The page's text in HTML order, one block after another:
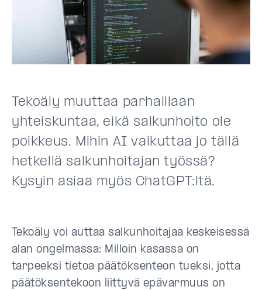
Tekoäly muuttaa parhaillaan
yhteiskuntaa, eikä salkunhoito ole
poikkeus. Mihin AI vaikuttaa jo tällä
hetkellä salkunhoitajan työssä?
Kysyin asiaa myös ChatGPT:ltä.
Tekoäly voi auttaa salkunhoitajaa keskeisessä
alan ongelmassa: Milloin kasassa on
tarpeeksi tietoa päätöksenteon tueksi, jotta
päätöksentekoon liittyvä epävarmuus on